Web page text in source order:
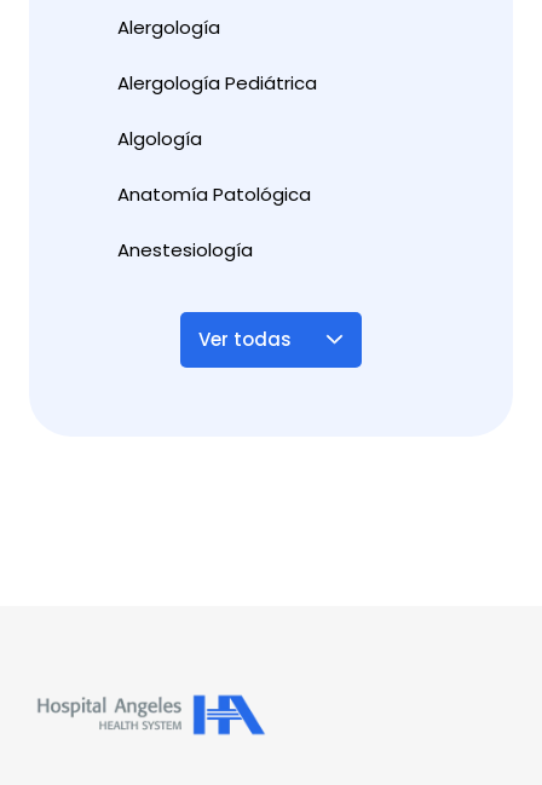
Alergología
Alergología Pediátrica
Algología
Anatomía Patológica
Anestesiología
Ver todas